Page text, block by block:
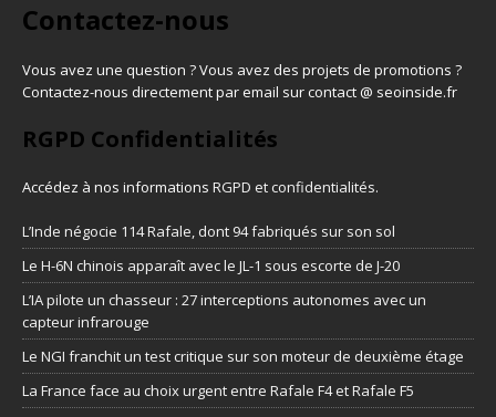
Contactez-nous
Vous avez une question ? Vous avez des projets de promotions ?
Contactez-nous directement par email sur contact @ seoinside.fr
RGPD Confidentialités
Accédez à nos informations RGPD et confidentialités.
L’Inde négocie 114 Rafale, dont 94 fabriqués sur son sol
Le H-6N chinois apparaît avec le JL-1 sous escorte de J-20
L’IA pilote un chasseur : 27 interceptions autonomes avec un
capteur infrarouge
Le NGI franchit un test critique sur son moteur de deuxième étage
La France face au choix urgent entre Rafale F4 et Rafale F5